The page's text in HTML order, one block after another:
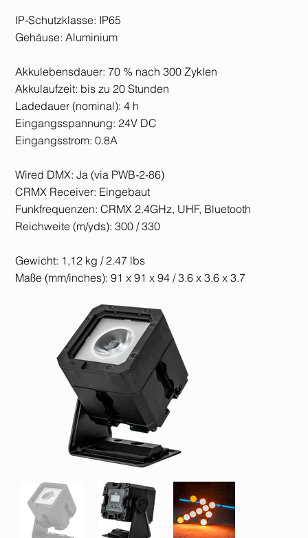
IP-Schutzklasse: IP65
Gehäuse: Aluminium
Akkulebensdauer: 70 % nach 300 Zyklen
Akkulaufzeit: bis zu 20 Stunden
Ladedauer (nominal): 4 h
Eingangsspannung: 24V DC
Eingangsstrom: 0.8A
Wired DMX: Ja (via PWB-2-86)
CRMX Receiver: Eingebaut
Funkfrequenzen: CRMX 2.4GHz, UHF, Bluetooth
Reichweite (m/yds): 300 / 330
Gewicht: 1,12 kg / 2.47 lbs
Maße (mm/inches): 91 x 91 x 94 / 3.6 x 3.6 x 3.7